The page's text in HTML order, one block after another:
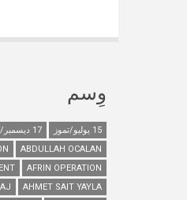
وِسم
15 يوليو/تموز 17 ديسمبر/كانون الأول
ABDULLAH OCALAN
AFRIN OPERATION
AHMET SAIT YAYLA
AJ+